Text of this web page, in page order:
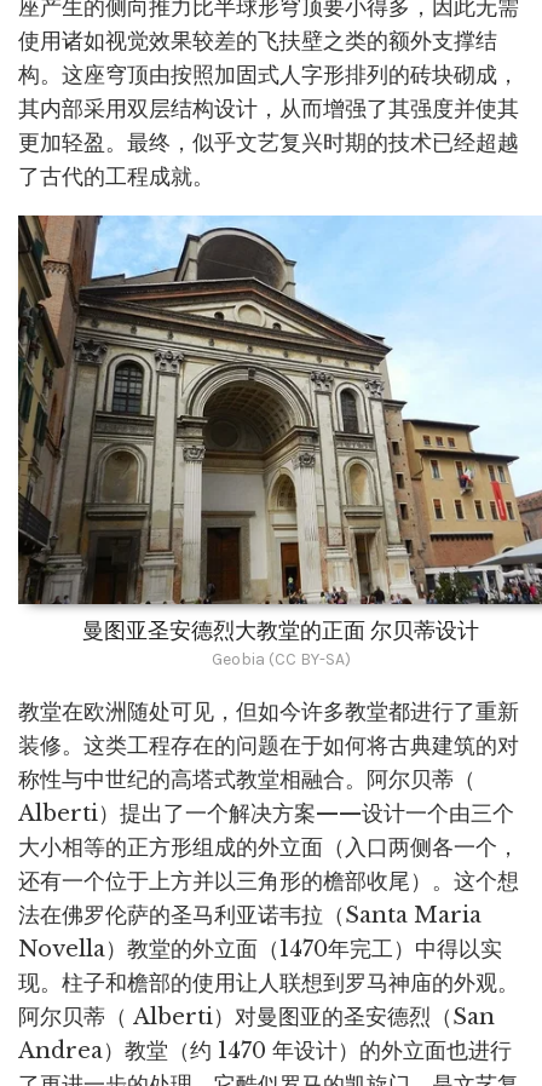
座产生的侧向推力比半球形穹顶要小得多，因此无需
使用诸如视觉效果较差的飞扶壁之类的额外支撑结
构。这座穹顶由按照加固式人字形排列的砖块砌成，
其内部采用双层结构设计，从而增强了其强度并使其
更加轻盈。最终，似乎文艺复兴时期的技术已经超越
了古代的工程成就。
曼图亚圣安德烈大教堂的正面 尔贝蒂设计
Geobia (CC BY-SA)
教堂在欧洲随处可见，但如今许多教堂都进行了重新
装修。这类工程存在的问题在于如何将古典建筑的对
称性与中世纪的高塔式教堂相融合。阿尔贝蒂（
Alberti）提出了一个解决方案——设计一个由三个
大小相等的正方形组成的外立面（入口两侧各一个，
还有一个位于上方并以三角形的檐部收尾）。这个想
法在佛罗伦萨的圣马利亚诺韦拉（Santa Maria
Novella）教堂的外立面（1470年完工）中得以实
现。柱子和檐部的使用让人联想到罗马神庙的外观。
阿尔贝蒂（ Alberti）对曼图亚的圣安德烈（San
Andrea）教堂（约 1470 年设计）的外立面也进行